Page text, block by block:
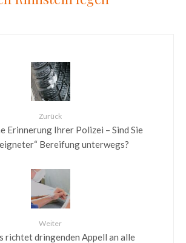
Zurück
Erinnerung Ihrer Polizei – Sind Sie
Bereifung unterwegs?
Weiter
richtet dringenden Appell an alle